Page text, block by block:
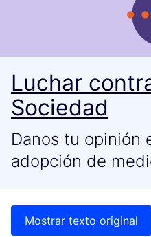
Luchar
Sociedad
Danos tu opinión
adopción de
Mostrar texto original